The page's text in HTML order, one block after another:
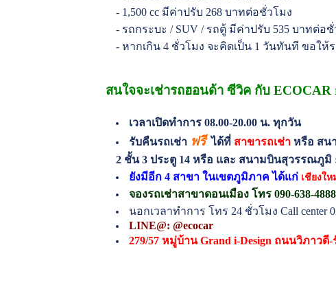
- 1,500 cc มีค่าปรับ 268 บาทต่อชั่วโมง
- รถกระบะ / SUV / รถตู้ มีค่าปรับ 535 บาทต่อชั่
- หากเกิน 4 ชั่วโมง จะคิดเป็น 1 วันทันที ขอใ
สนใจจะเช่ารถฮอนด้า ซีวิค กับ ECOCAR
เวลาเปิดทำการ 08.00-20.00 น. ทุกวัน
รับคืนรถเช่า ฟรีได้ที่ สาขารถเช่า หรือ สน
2 ชั้น 3 ประตู 14 หรือ และ สนามบินสุวรรณภูมิ
ยังมีอีก 4 สาขา ในเขตภูมิภาค ได้แก่ เชียงให
จองรถเช่าสาขาดอนเมือง โทร 090-638-
นอกเวลาทำการ โทร 24 ชั่วโมง Call center
LINE@: @ecocar
279/57 หมู่บ้าน Grand i-Design ถนนวิภาว